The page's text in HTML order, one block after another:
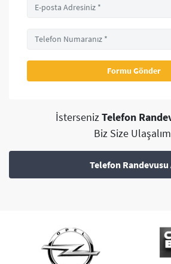
İstersenizTelefon
Biz Size
Telefon Randevusu